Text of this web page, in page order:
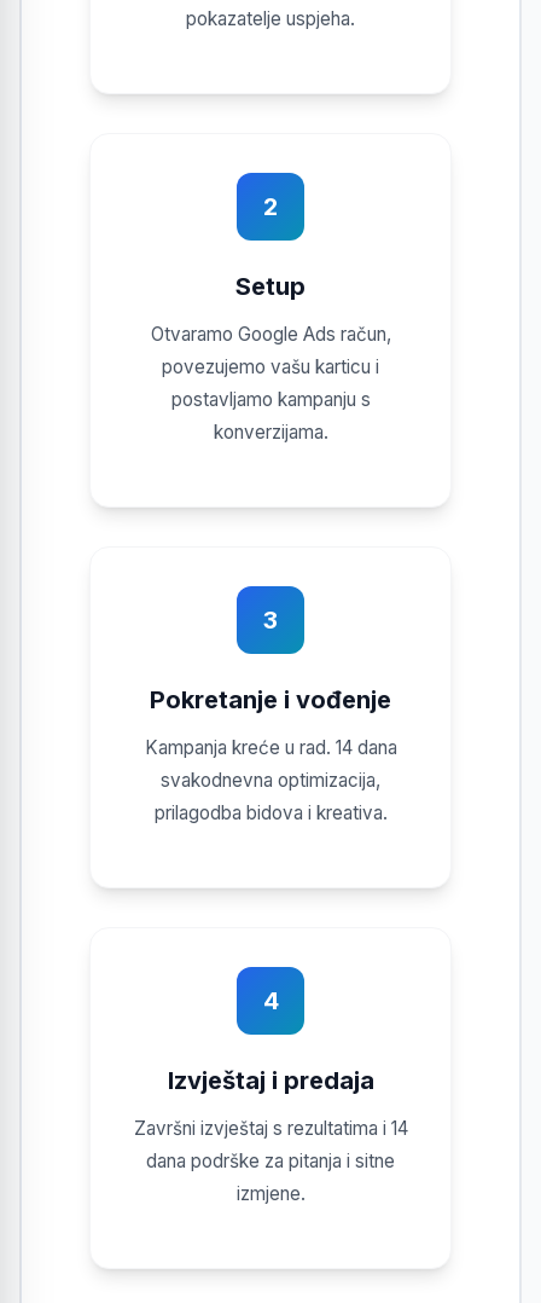
pokazatelje uspjeha.
2
Setup
Otvaramo Google Ads račun,
povezujemo vašu karticu i
postavljamo kampanju s
konverzijama.
3
Pokretanje i vođenje
Kampanja kreće u rad. 14 dana
svakodnevna optimizacija,
prilagodba bidova i kreativa.
4
Izvještaj i predaja
Završni izvještaj s rezultatima i 14
dana podrške za pitanja i sitne
izmjene.